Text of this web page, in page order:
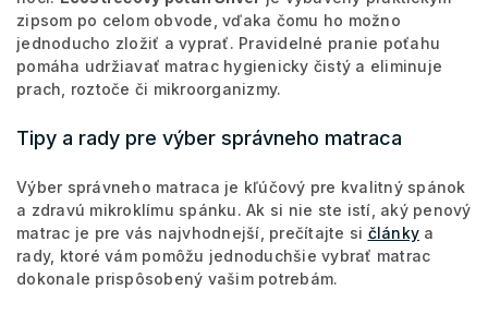
zipsom po celom obvode, vďaka čomu ho možno
jednoducho zložiť a vyprať. Pravidelné pranie poťahu
pomáha udržiavať matrac hygienicky čistý a eliminuje
prach, roztoče či mikroorganizmy.
Tipy a rady pre výber správneho matraca
Výber správneho matraca je kľúčový pre kvalitný spánok
a zdravú mikroklímu spánku. Ak si nie ste istí, aký penový
matrac je pre vás najvhodnejší, prečítajte si články a
rady, ktoré vám pomôžu jednoduchšie vybrať matrac
dokonale prispôsobený vašim potrebám.